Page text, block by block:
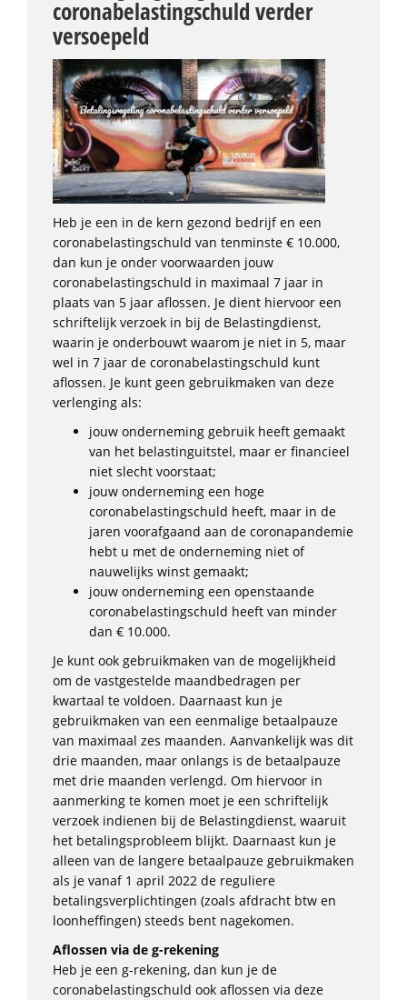
coronabelastingschuld verder
versoepeld
Heb je een in de kern gezond bedrijf en een
coronabelastingschuld van tenminste € 10.000,
dan kun je onder voorwaarden jouw
coronabelastingschuld in maximaal 7 jaar in
plaats van 5 jaar aflossen. Je dient hiervoor een
schriftelijk verzoek in bij de Belastingdienst,
waarin je onderbouwt waarom je niet in 5, maar
wel in 7 jaar de coronabelastingschuld kunt
aflossen. Je kunt geen gebruikmaken van deze
verlenging als:
jouw onderneming gebruik heeft gemaakt
van het belastinguitstel, maar er financieel
niet slecht voorstaat;
jouw onderneming een hoge
coronabelastingschuld heeft, maar in de
jaren voorafgaand aan de coronapandemie
hebt u met de onderneming niet of
nauwelijks winst gemaakt;
jouw onderneming een openstaande
coronabelastingschuld heeft van minder
dan € 10.000.
Je kunt ook gebruikmaken van de mogelijkheid
om de vastgestelde maandbedragen per
kwartaal te voldoen. Daarnaast kun je
gebruikmaken van een eenmalige betaalpauze
van maximaal zes maanden. Aanvankelijk was dit
drie maanden, maar onlangs is de betaalpauze
met drie maanden verlengd. Om hiervoor in
aanmerking te komen moet je een schriftelijk
verzoek indienen bij de Belastingdienst, waaruit
het betalingsprobleem blijkt. Daarnaast kun je
alleen van de langere betaalpauze gebruikmaken
als je vanaf 1 april 2022 de reguliere
betalingsverplichtingen (zoals afdracht btw en
loonheffingen) steeds bent nagekomen.
Aflossen via de g-rekening
Heb je een g-rekening, dan kun je de
coronabelastingschuld ook aflossen via deze